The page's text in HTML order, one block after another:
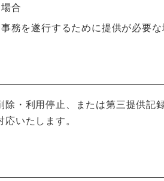
合
務を遂行するために提供が必要な
・利用停止、または第三提供記
いたします。